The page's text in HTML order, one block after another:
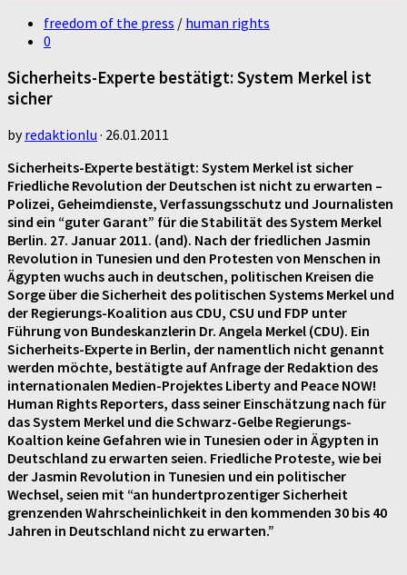
freedom of the press / human rights
0
Sicherheits-Experte bestätigt: System Merkel ist
sicher
byredaktionlu · 26.01.2011
Sicherheits-Experte bestätigt: System Merkel ist sicher
Friedliche Revolution der Deutschen ist nicht zu erwarten –
Polizei, Geheimdienste, Verfassungsschutz und Journalisten
sind ein “guter Garant” für die Stabilität des System Merkel
Berlin. 27. Januar 2011. (and). Nach der friedlichen Jasmin
Revolution in Tunesien und den Protesten von Menschen in
Ägypten wuchs auch in deutschen, politischen Kreisen die
Sorge über die Sicherheit des politischen Systems Merkel und
der Regierungs-Koalition aus CDU, CSU und FDP unter
Führung von Bundeskanzlerin Dr. Angela Merkel (CDU). Ein
Sicherheits-Experte in Berlin, der namentlich nicht genannt
werden möchte, bestätigte auf Anfrage der Redaktion des
internationalen Medien-Projektes Liberty and Peace NOW!
Human Rights Reporters, dass seiner Einschätzung nach für
das System Merkel und die Schwarz-Gelbe Regierungs-
Koaltion keine Gefahren wie in Tunesien oder in Ägypten in
Deutschland zu erwarten seien. Friedliche Proteste, wie bei
der Jasmin Revolution in Tunesien und ein politischer
Wechsel, seien mit “an hundertprozentiger Sicherheit
grenzenden Wahrscheinlichkeit in den kommenden 30 bis 40
Jahren in Deutschland nicht zu erwarten.”